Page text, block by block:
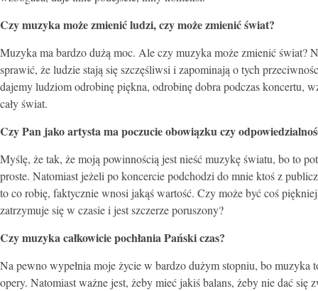
Czy muzyka może zmienić ludzi, czy może zmienić świat?
Muzyka ma bardzo dużą moc. Ale czy muzyka może zmienić świat?
sprawić, że ludzie stają się szczęśliwsi i zapominają o tych
dajemy ludziom odrobinę piękna, odrobinę dobra podczas koncertu,
cały świat.
Czy Pan jako artysta ma poczucie obowiązku czy
Myślę, że tak, że moją powinnością jest nieść muzykę światu, bo to
proste. Natomiast jeżeli po koncercie podchodzi do mnie ktoś z
to co robię, faktycznie wnosi jakąś wartość. Czy może być coś
zatrzymuje się w czasie i jest szczerze poruszony?
Czy muzyka całkowicie pochłania Pański czas?
Na pewno wypełnia moje życie w bardzo dużym stopniu, bo muzyka
opery. Natomiast ważne jest, żeby mieć jakiś balans, żeby nie dać